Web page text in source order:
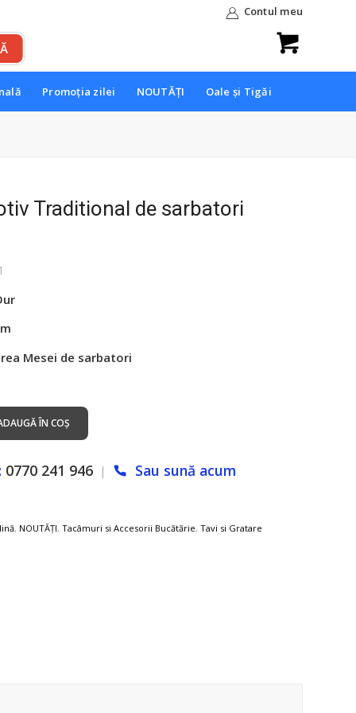
Contul meu
Promoția zilei NOUTĂȚI Oale și Tigăi
Traditional de sarbatori
lei.
Mesei de sarbatori
ÎN COȘ
0770 241 946 | Sau sună acum
, NOUTĂȚI, Tacâmuri si Accesorii Bucătărie, Tavi si Gratare